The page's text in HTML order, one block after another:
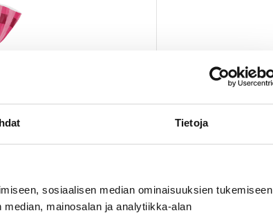
Tietoja
sosiaalisen median ominaisuuksien tukemiseen
mainosalan ja analytiikka-alan